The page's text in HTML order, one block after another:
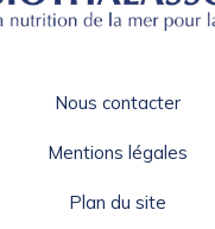
Nous contacter
Mentions légales
Plan du site